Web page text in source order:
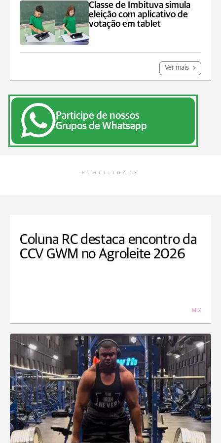
Classe de Imbituva simula
eleição com aplicativo de
votação em tablet
Ver mais
Participe de nossos
Grupos de Whatsapp
PUBLICIDADE
Coluna RC destaca encontro da
CCV GWM no Agroleite 2026
MIX